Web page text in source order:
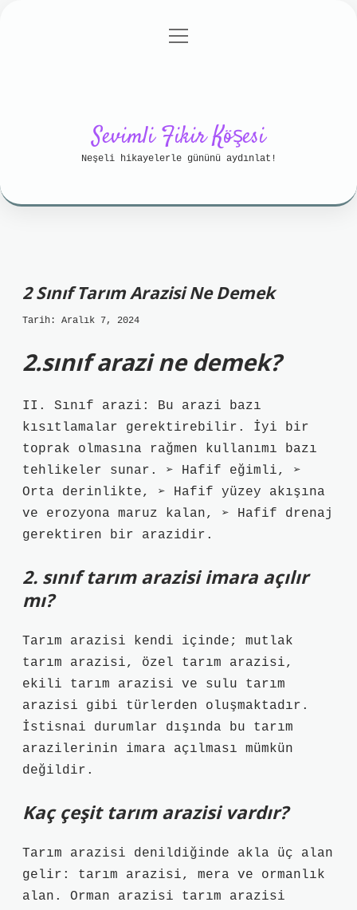
Gizlilik Politikası
menüyü
Sevimli Fikir Köşesi
Neşeli hikayelerle gününü aydınlat!
2 Sınıf Tarım Arazisi Ne Demek
Tarih: Aralık 7, 2024
2.sınıf arazi ne demek?
II. Sınıf arazi: Bu arazi bazı
kısıtlamalar gerektirebilir. İyi bir
toprak olmasına rağmen kullanımı bazı
tehlikeler sunar. ➢ Hafif eğimli, ➢
Orta derinlikte, ➢ Hafif yüzey akışına
ve erozyona maruz kalan, ➢ Hafif drenaj
gerektiren bir arazidir.
2. sınıf tarım arazisi imara açılır
mı?
Tarım arazisi kendi içinde; mutlak
tarım arazisi, özel tarım arazisi,
ekili tarım arazisi ve sulu tarım
arazisi gibi türlerden oluşmaktadır.
İstisnai durumlar dışında bu tarım
arazilerinin imara açılması mümkün
değildir.
Kaç çeşit tarım arazisi vardır?
Tarım arazisi denildiğinde akla üç alan
gelir: tarım arazisi, mera ve ormanlık
alan. Orman arazisi tarım arazisi